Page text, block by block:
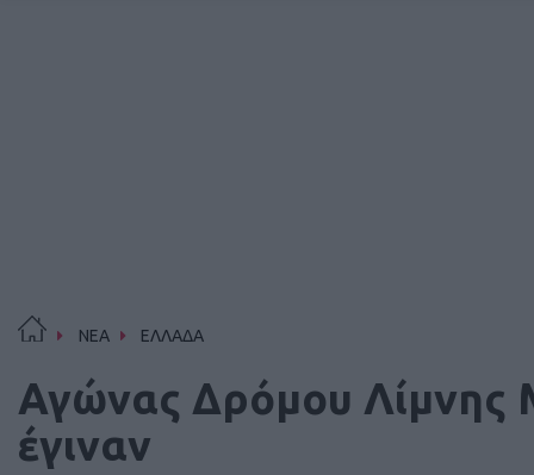
ΝΕΑ ΕΛΛΑΔΑ
Αγώνας Δρόμου
έγιναν